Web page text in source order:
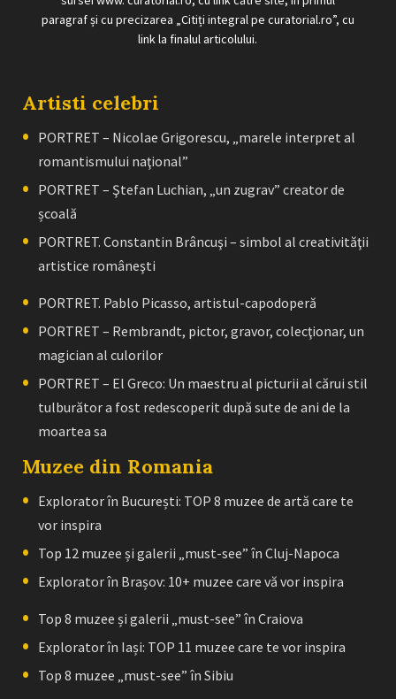
paragraf și cu precizarea „Citiți integral pe curatorial.ro”, cu
link la finalul articolului.
Artisti celebri
PORTRET – Nicolae Grigorescu, „marele interpret al
romantismului naţional”
PORTRET – Ştefan Luchian, „un zugrav” creator de
școală
PORTRET. Constantin Brâncuşi – simbol al creativităţii
artistice româneşti
PORTRET. Pablo Picasso, artistul-capodoperă
PORTRET – Rembrandt, pictor, gravor, colecţionar, un
magician al culorilor
PORTRET – El Greco: Un maestru al picturii al cărui stil
tulburător a fost redescoperit după sute de ani de la
moartea sa
Muzee din Romania
Explorator în București: TOP 8 muzee de artă care te
vor inspira
Top 12 muzee și galerii „must-see” în Cluj-Napoca
Explorator în Brașov: 10+ muzee care vă vor inspira
Top 8 muzee și galerii „must-see” în Craiova
Explorator în Iași: TOP 11 muzee care te vor inspira
Top 8 muzee „must-see” în Sibiu